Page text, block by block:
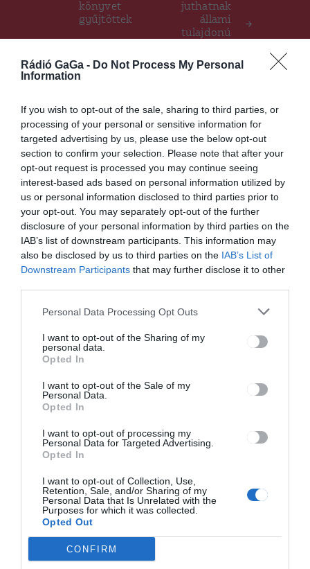
Rádió GaGa - Do Not Process My Personal
Information
If you wish to opt-out of the sale, sharing to third parties, or
processing of your personal or sensitive information for
targeted advertising by us, please use the below opt-out
section to confirm your selection. Please note that after your
opt-out request is processed you may continue seeing
interest-based ads based on personal information utilized by
us or personal information disclosed to third parties prior to
your opt-out. You may separately opt-out of the further
disclosure of your personal information by third parties on the
IAB’s list of downstream participants. This information may
also be disclosed by us to third parties on the IAB’s List of
Downstream Participants that may further disclose it to other
Personal Data Processing Opt Outs
I want to opt-out of the Sharing of my
personal data.
Opted In
I want to opt-out of the Sale of my
Personal Data.
Opted In
I want to opt-out of processing my
Personal Data for Targeted Advertising.
Opted In
I want to opt-out of Collection, Use,
Retention, Sale, and/or Sharing of my
Personal Data that Is Unrelated with the
Purposes for which it was collected.
Opted Out
CONFIRM
könyvet
gyűjtöttek
juthatnak
állami
tulajdonú
önkormányz
Ez is érdekelheti
HÁROMSZÉK,HÍRLISTA
Enyhébb lefolyású ez a
hullám
Pozitív teszttel ment
kivizsgálásra
Keresés